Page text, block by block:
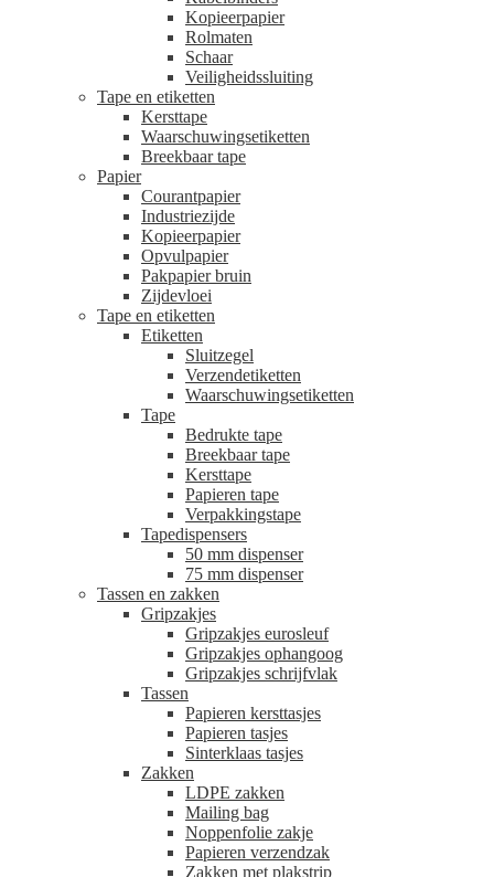
Kopieerpapier
Rolmaten
Schaar
Veiligheidssluiting
Tape en etiketten
Kersttape
Waarschuwingsetiketten
Breekbaar tape
Papier
Courantpapier
Industriezijde
Kopieerpapier
Opvulpapier
Pakpapier bruin
Zijdevloei
Tape en etiketten
Etiketten
Sluitzegel
Verzendetiketten
Waarschuwingsetiketten
Tape
Bedrukte tape
Breekbaar tape
Kersttape
Papieren tape
Verpakkingstape
Tapedispensers
50 mm dispenser
75 mm dispenser
Tassen en zakken
Gripzakjes
Gripzakjes eurosleuf
Gripzakjes ophangoog
Gripzakjes schrijfvlak
Tassen
Papieren kersttasjes
Papieren tasjes
Sinterklaas tasjes
Zakken
LDPE zakken
Mailing bag
Noppenfolie zakje
Papieren verzendzak
Zakken met plakstrip